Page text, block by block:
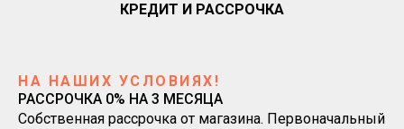
КРЕДИТ И РАССРОЧКА
НА НАШИХ УСЛОВИЯХ!
РАССРОЧКА 0% НА 3 МЕСЯЦА
Собственная рассрочка от магазина. Первоначальный